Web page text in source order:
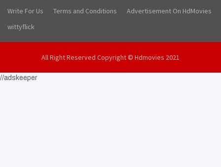
Write For Us
Terms and Conditions
Advertisement On HdMovies
wittyflick
All Right Reserved Copyright © Hdmovies 2021
//adskeeper